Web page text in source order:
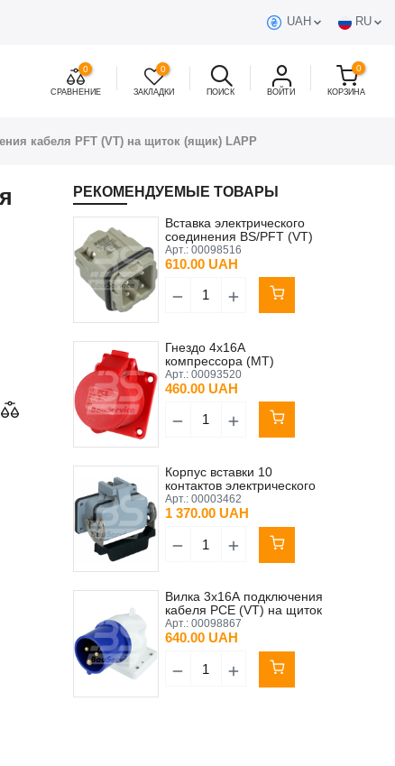
UAH RU
0
СРАВНЕНИЕ
0
ЗАКЛАДКИ ПОИСК ВОЙТИ
0
КОРЗИНА
кабеля PFT (VT) на щиток (ящик) LAPP
РЕКОМЕНДУЕМЫЕ ТОВАРЫ
Вставка электрического
соединения BS/PFT (VT)
Арт.: 00098516
610.00 UAH
Гнездо 4x16А
компрессора (MT)
KALETA
Арт.: 00093520
460.00 UAH
Корпус вставки 10
контактов электрического
соединения PFT RITMO
XL Original
Арт.: 00003462
1 370.00 UAH
Вилка 3х16А подключения
кабеля PCE (VT) на щиток
(ящик) управления 230В
Арт.: 00098867
640.00 UAH